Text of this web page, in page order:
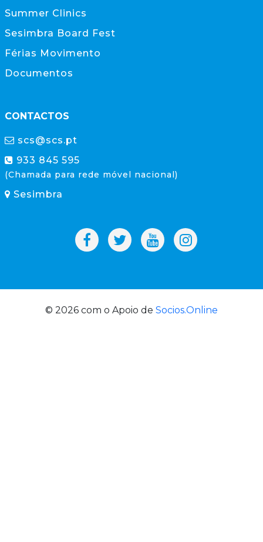
Summer Clinics
Sesimbra Board Fest
Férias Movimento
Documentos
CONTACTOS
scs@scs.pt
933 845 595
(Chamada para rede móvel nacional)
Sesimbra
© 2026 com o Apoio de Socios.Online